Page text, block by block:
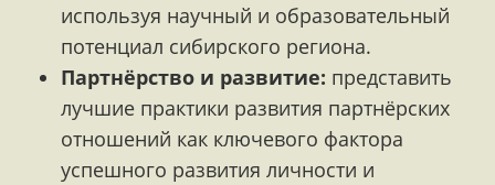
используя научный и образовательный
потенциал сибирского региона.
Партнёрство и развитие: представить
лучшие практики развития партнёрских
отношений как ключевого фактора
успешного развития личности и